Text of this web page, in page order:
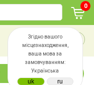
Згідно вашого
місцезнаходження,
ваша мова за
замовчуванням:
Українська
0